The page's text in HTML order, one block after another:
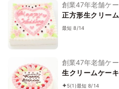
創業47年老舗ケ
正方形生クリー
最短 8/14
創業47年老舗ケ
生クリームケー
5(1)最短 8/14